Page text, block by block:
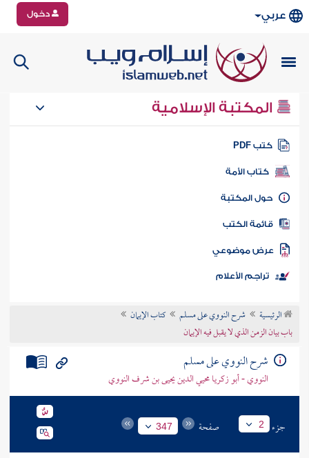
عربي دخول
المكتبة الإسلامية
كتب PDF
كتاب الأمة
المكتبة
الكتب
موضوعي
تراجم الأعلام
الرئيسية شرح النووي على مسلم
كتاب الإيمان
باب بيان الزمن الذي لا يقبل فيه الإيمان
شرح النووي على مسلم
النووي - أبو زكريا محيي الدين يحيى بن شرف النووي
جزء 2 صفحة 347